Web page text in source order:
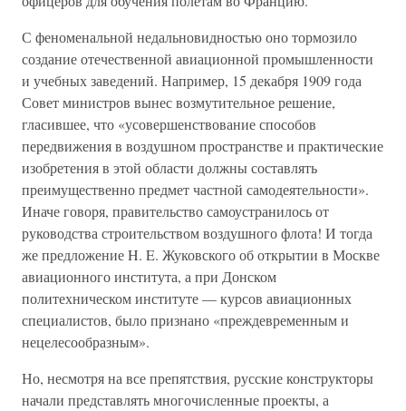
С феноменальной недальновидностью оно тормозило
создание отечественной авиационной промышленности
и учебных заведений. Например, 15 декабря 1909 года
Совет министров вынес возмутительное решение,
гласившее, что «усовершенствование способов
передвижения в воздушном пространстве и практические
изобретения в этой области должны составлять
преимущественно предмет частной самодеятельности».
Иначе говоря, правительство самоустранилось от
руководства строительством воздушного флота! И тогда
же предложение H. E. Жуковского об открытии в Москве
авиационного института, а при Донском
политехническом институте — курсов авиационных
специалистов, было признано «преждевременным и
нецелесообразным».
Но, несмотря на все препятствия, русские конструкторы
начали представлять многочисленные проекты, а